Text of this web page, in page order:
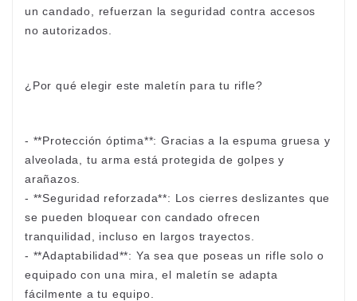
un candado, refuerzan la seguridad contra accesos
no autorizados.
¿Por qué elegir este maletín para tu rifle?
- **Protección óptima**: Gracias a la espuma gruesa y
alveolada, tu arma está protegida de golpes y
arañazos.
- **Seguridad reforzada**: Los cierres deslizantes que
se pueden bloquear con candado ofrecen
tranquilidad, incluso en largos trayectos.
- **Adaptabilidad**: Ya sea que poseas un rifle solo o
equipado con una mira, el maletín se adapta
fácilmente a tu equipo.